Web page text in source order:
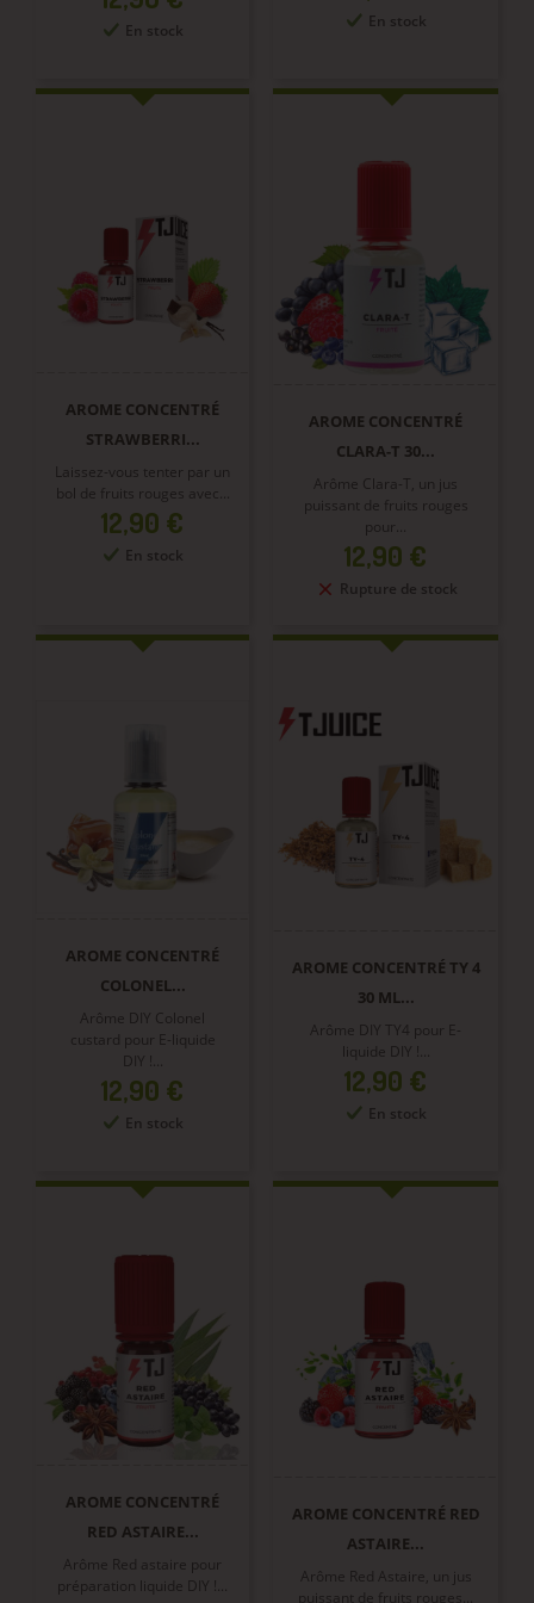
En stock En stock
AROME CONCENTRÉ
STRAWBERRI...
Laissez-vous tenter par un
bol de fruits rouges avec...
Prix
12,90 €
En stock
AROME CONCENTRÉ
CLARA-T 30...
Arôme Clara-T, un jus
puissant de fruits rouges
pour...
Prix
12,90 €
Rupture de stock
AROME CONCENTRÉ
COLONEL...
Arôme DIY Colonel
custard pour E-liquide
DIY !...
Prix
12,90 €
En stock
AROME CONCENTRÉ TY 4
30 ML...
Arôme DIY TY4 pour E-
liquide DIY !...
Prix
12,90 €
En stock
AROME CONCENTRÉ
RED ASTAIRE...
Arôme Red astaire pour
préparation liquide DIY !...
AROME CONCENTRÉ RED
ASTAIRE...
Arôme Red Astaire, un jus
puissant de fruits rouges...